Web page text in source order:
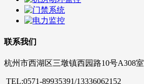
联系我们
杭州市西湖区三墩镇西园路10号A308室
TEL:0571-89935391/13336062152